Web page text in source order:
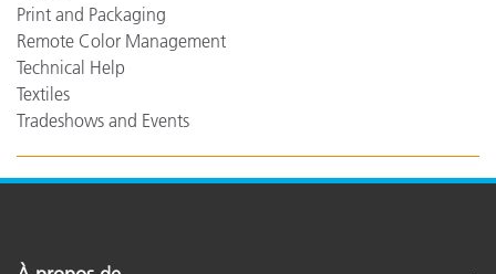
Print and Packaging
Remote Color Management
Technical Help
Textiles
Tradeshows and Events